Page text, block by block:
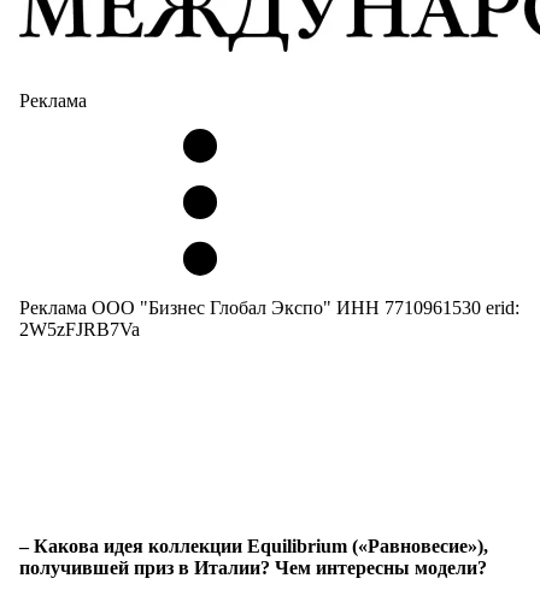
Реклама
Реклама ООО "Бизнес Глобал Экспо" ИНН 7710961530 erid:
2W5zFJRB7Va
– Какова идея коллекции Equilibrium («Равновесие»),
получившей приз в Италии? Чем интересны модели?